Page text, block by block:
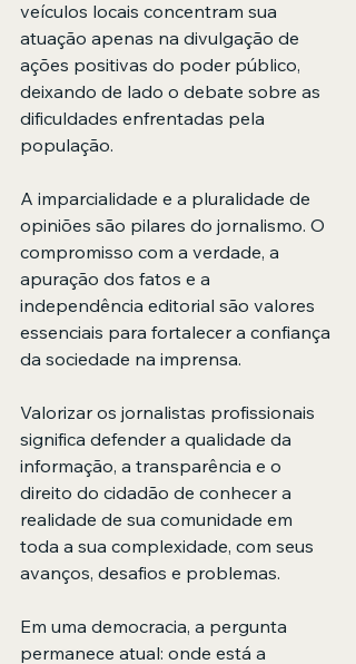
veículos locais concentram sua
atuação apenas na divulgação de
ações positivas do poder público,
deixando de lado o debate sobre as
dificuldades enfrentadas pela
população.
A imparcialidade e a pluralidade de
opiniões são pilares do jornalismo. O
compromisso com a verdade, a
apuração dos fatos e a
independência editorial são valores
essenciais para fortalecer a confiança
da sociedade na imprensa.
Valorizar os jornalistas profissionais
significa defender a qualidade da
informação, a transparência e o
direito do cidadão de conhecer a
realidade de sua comunidade em
toda a sua complexidade, com seus
avanços, desafios e problemas.
Em uma democracia, a pergunta
permanece atual: onde está a